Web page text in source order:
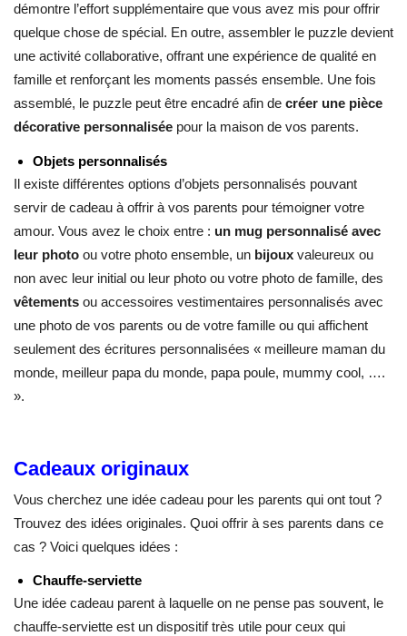
démontre l’effort supplémentaire que vous avez mis pour offrir
quelque chose de spécial. En outre, assembler le puzzle devient
une activité collaborative, offrant une expérience de qualité en
famille et renforçant les moments passés ensemble. Une fois
assemblé, le puzzle peut être encadré afin de créer une pièce
décorative personnalisée pour la maison de vos parents.
Objets personnalisés
Il existe différentes options d’objets personnalisés pouvant
servir de cadeau à offrir à vos parents pour témoigner votre
amour. Vous avez le choix entre : un mug personnalisé avec
leur photo ou votre photo ensemble, un bijoux valeureux ou
non avec leur initial ou leur photo ou votre photo de famille, des
vêtements ou accessoires vestimentaires personnalisés avec
une photo de vos parents ou de votre famille ou qui affichent
seulement des écritures personnalisées « meilleure maman du
monde, meilleur papa du monde, papa poule, mummy cool, ….
».
Cadeaux originaux
Vous cherchez une idée cadeau pour les parents qui ont tout ?
Trouvez des idées originales. Quoi offrir à ses parents dans ce
cas ? Voici quelques idées :
Chauffe-serviette
Une idée cadeau parent à laquelle on ne pense pas souvent, le
chauffe-serviette est un dispositif très utile pour ceux qui